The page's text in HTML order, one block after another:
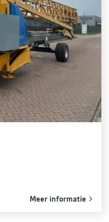
Meer informatie